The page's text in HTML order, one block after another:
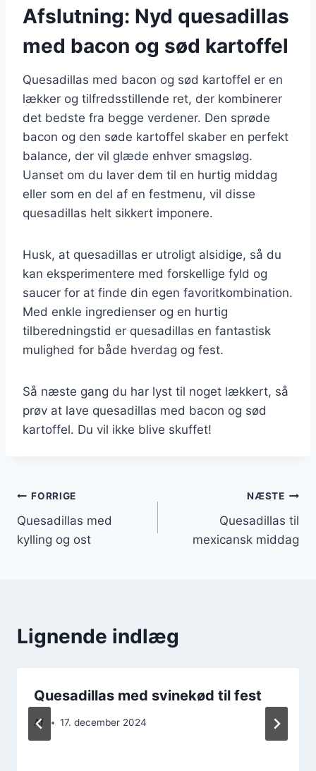
Afslutning: Nyd quesadillas
med bacon og sød kartoffel
Quesadillas med bacon og sød kartoffel er en
lækker og tilfredsstillende ret, der kombinerer
det bedste fra begge verdener. Den sprøde
bacon og den søde kartoffel skaber en perfekt
balance, der vil glæde enhver smagsløg.
Uanset om du laver dem til en hurtig middag
eller som en del af en festmenu, vil disse
quesadillas helt sikkert imponere.
Husk, at quesadillas er utroligt alsidige, så du
kan eksperimentere med forskellige fyld og
saucer for at finde din egen favoritkombination.
Med enkle ingredienser og en hurtig
tilberedningstid er quesadillas en fantastisk
mulighed for både hverdag og fest.
Så næste gang du har lyst til noget lækkert, så
prøv at lave quesadillas med bacon og sød
kartoffel. Du vil ikke blive skuffet!
Indlægsnavigation
FORRIGE
Quesadillas med
kylling og ost
NÆSTE
Quesadillas til
mexicansk middag
Lignende indlæg
Quesadillas med svinekød til fest
Af 17. december 2024